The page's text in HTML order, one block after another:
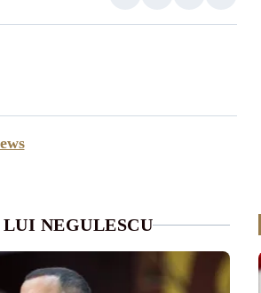
NEGULESCU